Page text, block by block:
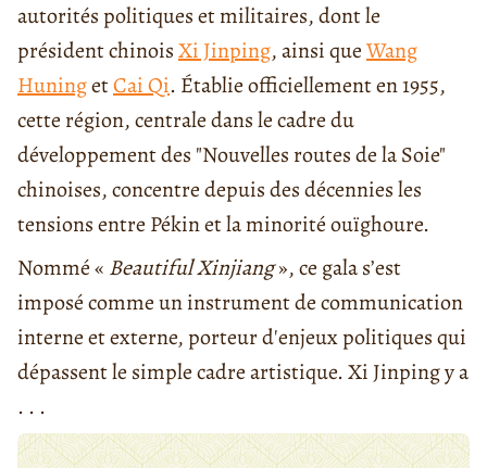
autorités politiques et militaires, dont le
président chinoisXi Jinping, ainsi queWang
HuningetCai Qi. Établie officiellement en 1955,
cette région, centrale dans le cadre du
développement des "Nouvelles routes de la Soie"
chinoises, concentre depuis des décennies les
tensions entre Pékin et la minorité ouïghoure.
Nommé « Beautiful Xinjiang», ce gala s’est
imposé comme un instrument de communication
interne et externe, porteur d'enjeux politiques qui
dépassent le simple cadre artistique. Xi Jinping y a
. . .